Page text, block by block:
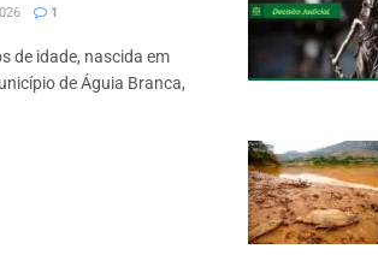
1
de idade, nascida em
de Águia Branca,